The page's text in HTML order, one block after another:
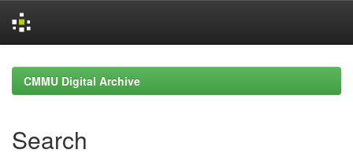
navigationCMMU Digital Archive
Search